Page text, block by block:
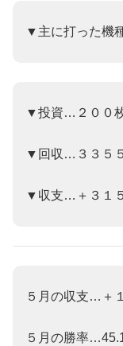
▼主に打った機
▼投資…２００
▼回収…３３５
▼収支…＋３１
５月の収支…＋
５月の勝率